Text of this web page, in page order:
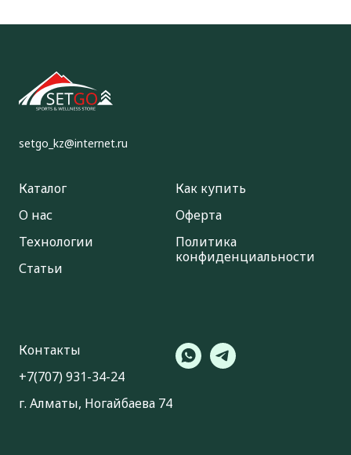
setgo_kz@internet.ru
Каталог
О нас
Технологии
Статьи
Как купить
Оферта
Политика
конфиденциальности
Контакты
‪+7(707) 931-34-24
г. Алматы, Ногайбаева 74